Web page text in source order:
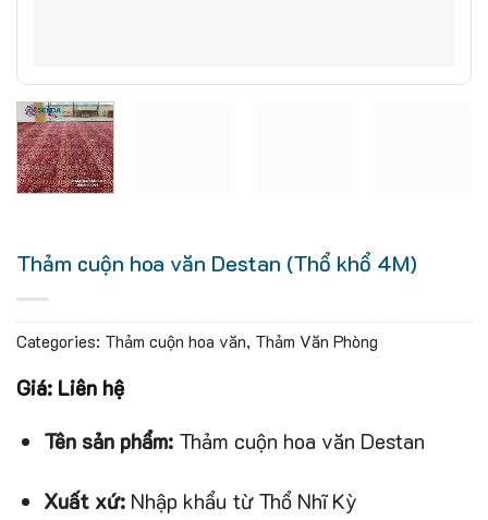
Thảm cuộn hoa văn Destan (Thổ khổ 4M)
Categories: Thảm cuộn hoa văn, Thảm Văn Phòng
Giá: Liên hệ
Tên sản phẩm:Thảm cuộn hoa văn Destan
Xuất xứ:Nhập khẩu từ Thổ Nhĩ Kỳ